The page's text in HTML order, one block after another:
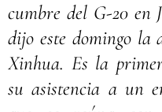
cumbre del G-20 en
dijo este domingo la
Xinhua. Es la
su asistencia a un